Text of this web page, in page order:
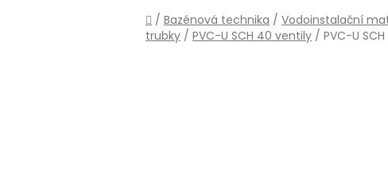
Domů
/ Bazénová technika / Vodoinstalační
trubky / PVC-U SCH 40 ventily / PVC-U